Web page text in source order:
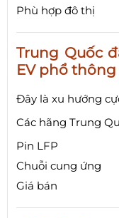
Phù hợp đô thị
Trung Quốc
EV phổ thông
Đây là xu hướng
Các hãng Trung
Pin LFP
Chuỗi cung ứng
Giá bán